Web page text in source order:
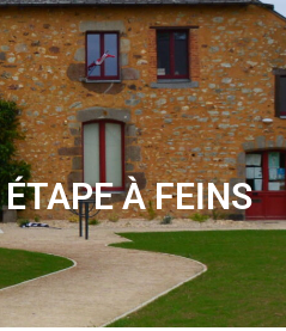
À FEINS